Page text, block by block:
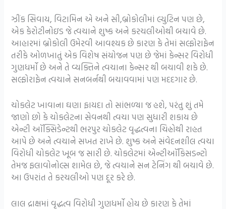
ઝીંક સિવાય, વિટામિન એ અને સી,બ્રોકોલીમાં લ્યુટિન પણ છે,
એક કેરોટીનોઇડ જે ત્વચાને શુષ્ક અને કરચલીઓથી બચાવે છે.
આહારમાં બ્રોકોલી ઉમેરવી આવશ્યક છે કારણ કે તેમાં સલ્ફોરાફેન
તરીકે ઓળખાતું એક વિશેષ સંયોજન પણ છે જેમાં કેન્સર વિરોધી
ગુણધર્મો છે અને તે વ્યક્તિને ત્વચાના કેન્સર થી બચાવી શકે છે.
સલ્ફોરાફેન ત્વચાને સનબર્નથી બચાવવામાં પણ મદદગાર છે.
ચોકલેટ ખાવાના ઘણા ફાયદા તો સાંભળ્યા જ હશે, પરંતુ શું તમે
જાણો છો કે ચોકલેટના સેવનથી ત્વચા પણ સુધારી શકાય છે
એન્ટી ઑક્સિડેન્ટથી ભરપુર ચોકલેટ વૃદ્ધત્વના ચિહ્નોથી રાહત
આપે છે અને ત્વચાને સખત રાખે છે. શુષ્ક અને સંવેદનશીલ ત્વચા
વિરોધી ચોકલેટ ખૂબ જ સારી છે. ચોકલેટમાં એન્ટીઑકિસડન્ટો
તેમજ ફલાવોનોલ્સ શામેલ છે, જે ત્વચાને સન ટેનિંગ થી બચાવે છે.
આ ઉપરાંત તે કરચલીઓ પણ દૂર કરે છે.
લાલ દ્રાક્ષમાં વૃદ્ધત્વ વિરોધી ગુણધર્મો હોય છે કારણ કે તેમાં